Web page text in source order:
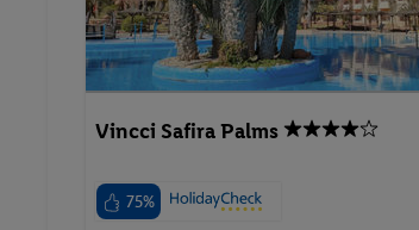
Vincci Safira Palms
75%